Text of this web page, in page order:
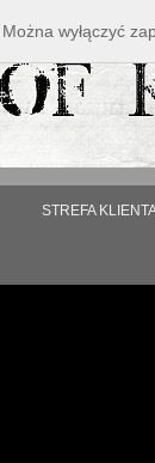
STREFA
wyłączyć